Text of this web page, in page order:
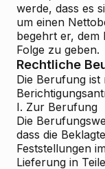
werde, dass es
um einen
begehrt er, dem
Folge zu geben.
Rechtliche
Die Berufung
I. Zur Berufung
Die
dass die
Feststellungen
Lieferung in